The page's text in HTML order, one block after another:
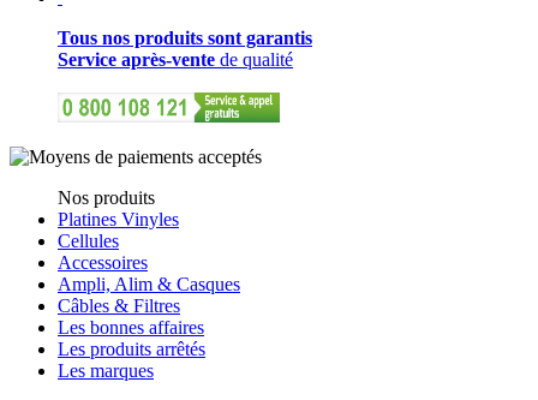
Tous nos produits sont garantis
Service après-vente de qualité
Nos produits
Platines Vinyles
Cellules
Accessoires
Ampli, Alim & Casques
Câbles & Filtres
Les bonnes affaires
Les produits arrêtés
Les marques